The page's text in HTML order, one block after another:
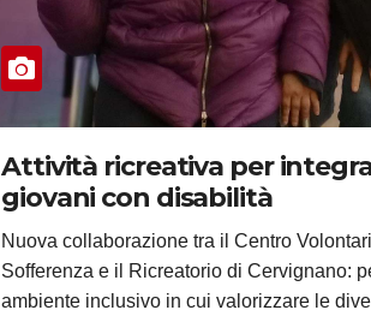
Attività ricreativa per
giovani con disabilità
Nuova collaborazione tra il Centro
Sofferenza e il Ricreatorio di Cervignano:
ambiente inclusivo in cui valorizzare le